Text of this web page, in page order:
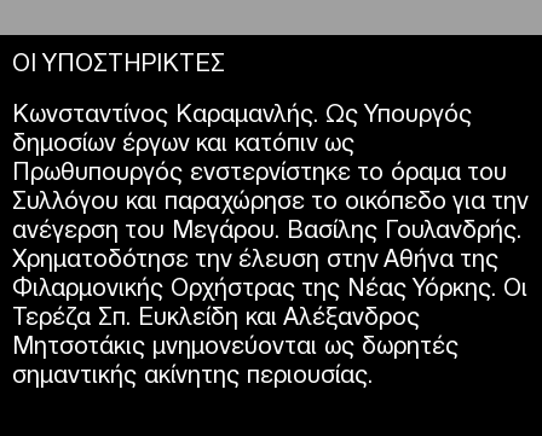
ΟΙ ΥΠΟΣΤΗΡΙΚΤΕΣ
Κωνσταντίνος Καραμανλής. Ως Υπουργός
δημοσίων έργων και κατόπιν ως
Πρωθυπουργός ενστερνίστηκε το όραμα του
Συλλόγου και παραχώρησε το οικόπεδο για την
ανέγερση του Μεγάρου. Βασίλης Γουλανδρής.
Χρηματοδότησε την έλευση στην Αθήνα της
Φιλαρμονικής Ορχήστρας της Νέας Υόρκης. Οι
Τερέζα Σπ. Ευκλείδη και Αλέξανδρος
Μητσοτάκις μνημονεύονται ως δωρητές
σημαντικής ακίνητης περιουσίας.